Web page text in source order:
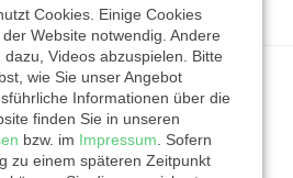
der
Cookies. Einige Cookies
Website notwendig. Andere
Videos abzuspielen. Bitte
wie Sie unser Angebot
Informationen über die
finden Sie in unseren
bzw. im Impressum . Sofern
zu einem späteren Zeitpunkt